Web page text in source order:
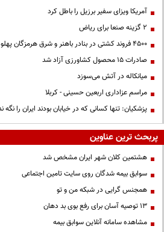
آمریکا ویزای سفیر برزیل را باطل کرد
۲ گزینه صنعا برای ریاض
۴۵۰۰ فروند کشتی در بنادر باهنر و شرق هرمزگان پهلو گرفتند
صادرات ۱۵ محصول کشاورزی آزاد شد
میانکاله در آتش می‌سوزد
مراسم عزاداری اربعین حسینی - کربلا
پزشکیان: تنها کسانی که در خیابان بودند ایران را
پربحث ترین عناوین
هشتمین کلان شهر ایران مشخص شد
سوابق بیمه شدگان روی سایت تامین اجتماعی
همجنس گرایی در شبکه من و تو
13 توصیه آسان برای رفع بوی بد دهان
مشاهده سامانه آنلاين سوابق بیمه